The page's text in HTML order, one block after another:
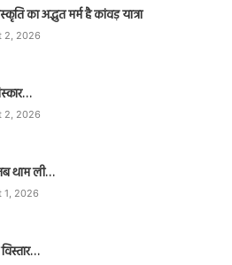
का अद्भुत मर्म है कांवड़ यात्रा
2, 2026
2, 2026
थाम ली…
1, 2026